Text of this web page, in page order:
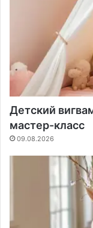
Детский
мастер-класс
09.08.2026